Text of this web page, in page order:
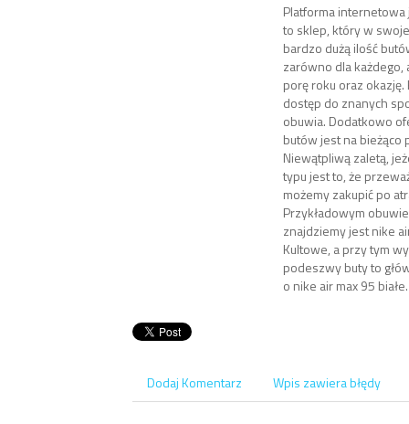
Platforma
to sklep, który w
bardzo dużą ilość
zarówno dla każdego,
porę roku oraz
dostęp do znanych
obuwia. Dodatkowo
butów jest na bieżąco
Niewątpliwą zaletą,
typu jest to, że
możemy zakupić po
Przykładowym
znajdziemy jest nike
Kultowe, a przy tym
podeszwy buty to
o nike air max 95 białe.
Dodaj Komentarz Wpis zawiera błędy